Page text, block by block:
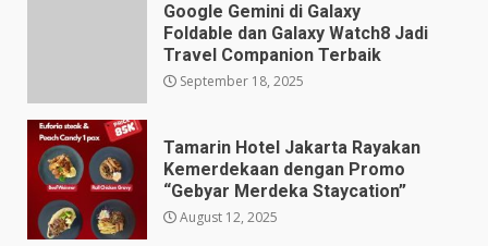
Google Gemini di Galaxy
Foldable dan Galaxy Watch8 Jadi
Travel Companion Terbaik
September 18, 2025
Tamarin Hotel Jakarta Rayakan
Kemerdekaan dengan Promo
“Gebyar Merdeka Staycation”
August 12, 2025